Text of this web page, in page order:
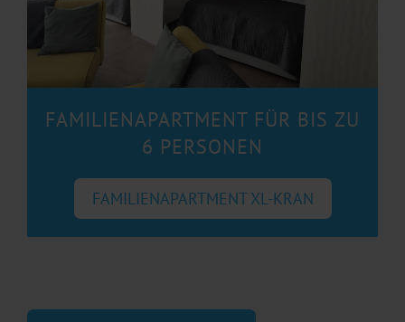
FAMILIENAPARTMENT FÜR BIS ZU
6 PERSONEN
FAMILIENAPARTMENT XL-KRAN